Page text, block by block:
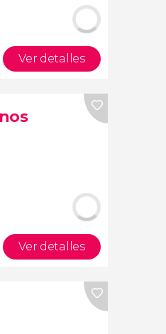
Ver detalles
Ver detalles